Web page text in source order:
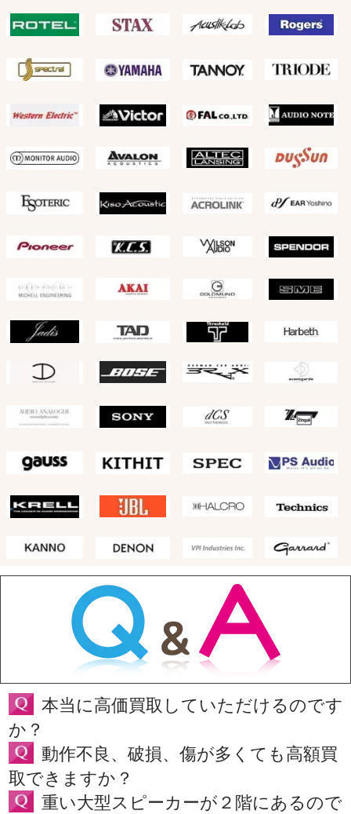
本当に高価買取していただけるのです
か？
動作不良、破損、傷が多くても高額買
取できますか？
重い大型スピーカーが２階にあるので